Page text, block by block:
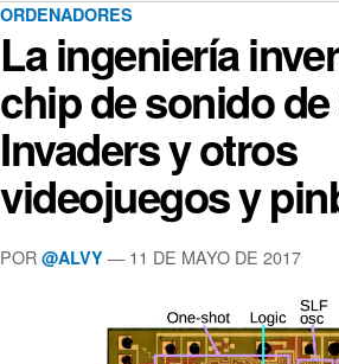
ORDENADORES
La ingeniería
chip de sonido
Invaders y otros
videojuegos y
POR @ALVY — 11 DE MAYO DE 2017